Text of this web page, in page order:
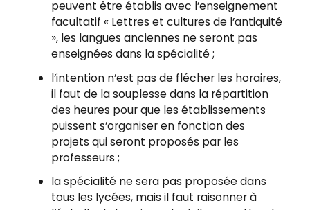
peuvent être établis avec l’enseignement
facultatif « Lettres et cultures de l’antiquité
», les langues anciennes ne seront pas
enseignées dans la spécialité ;
l’intention n’est pas de flécher les horaires,
il faut de la souplesse dans la répartition
des heures pour que les établissements
puissent s’organiser en fonction des
projets qui seront proposés par les
professeurs ;
la spécialité ne sera pas proposée dans
tous les lycées, mais il faut raisonner à